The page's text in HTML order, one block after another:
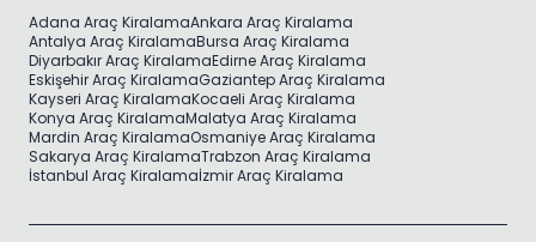
Adana Araç KiralamaAnkara Araç Kiralama
Antalya Araç KiralamaBursa Araç Kiralama
Diyarbakır Araç KiralamaEdirne Araç Kiralama
Eskişehir Araç KiralamaGaziantep Araç Kiralama
Kayseri Araç KiralamaKocaeli Araç Kiralama
Konya Araç KiralamaMalatya Araç Kiralama
Mardin Araç KiralamaOsmaniye Araç Kiralama
Sakarya Araç KiralamaTrabzon Araç Kiralama
İstanbul Araç Kiralamaİzmir Araç Kiralama